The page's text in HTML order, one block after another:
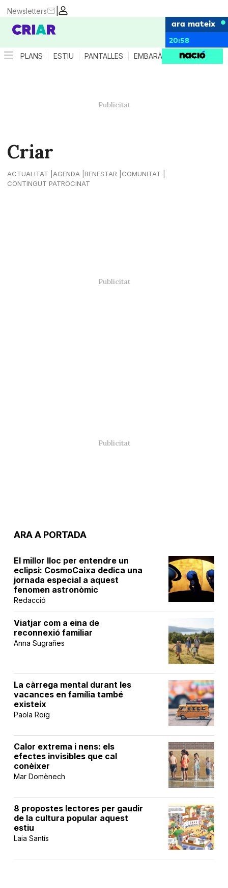
|
Newsletters
ara mateix
20:58
PLANS ESTIU PANTALLES EMBARÀS CRIANÇA
Criar
ACTUALITAT AGENDA BENESTAR
COMUNITAT
CONTINGUT PATROCINAT
ARA A PORTADA
El millor lloc per entendre un
eclipsi: CosmoCaixa dedica una
jornada especial a aquest
fenomen astronòmic
Redacció
Viatjar com a eina de
reconnexió familiar
Anna Sugrañes
La càrrega mental durant les
vacances en família també
existeix
Paola Roig
Calor extrema i nens: els
efectes invisibles que cal
conèixer
Mar Domènech
8 propostes lectores per gaudir
de la cultura popular aquest
estiu
Laia Santís